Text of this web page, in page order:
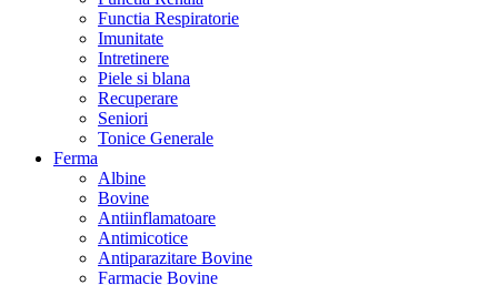
Functia Respiratorie
Imunitate
Intretinere
Piele si blana
Recuperare
Seniori
Tonice Generale
Ferma
Albine
Bovine
Antiinflamatoare
Antimicotice
Antiparazitare Bovine
Farmacie Bovine